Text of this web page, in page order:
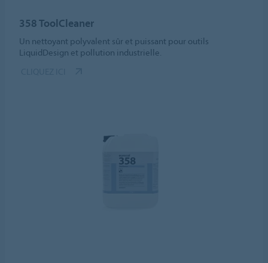
358 ToolCleaner
Un nettoyant polyvalent sûr et puissant pour outils
LiquidDesign et pollution industrielle.